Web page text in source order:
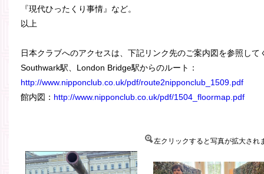
『現代ひったくり事情』など。
以上
日本クラブへのアクセスは、下記リンク先のご案内図を参照し
Southwark駅、London Bridge駅からのルート：
http://www.nipponclub.co.uk/pdf/route2nipponclub_1509.pdf
館内図： http://www.nipponclub.co.uk/pdf/1504_floormap.pdf
左クリックすると写真が拡大され